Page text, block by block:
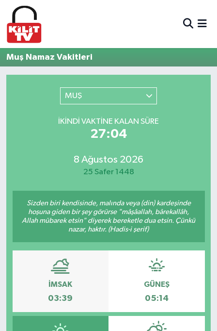
Muş Namaz Vakitleri
MUŞ
İKINDI VAKTINE KALAN SÜRE
27:04
8 Ağustos 2026
25 Safer 1448
Sizden biri kendisinde, malında veya (din) kardeşinde
hoşuna giden bir şey görürse "mâşâallah, bârekallâh,
Allah mübarek etsin" diyerek bereketle dua etsin. Çünkü
nazar, haktır. (Hadis-i şerif)
İMSAK
03:39
GÜNEŞ
05:14
Hava Durumu
Trafik Durumu
Süper Lig Puan Durumu ve Fikstür
Son Dakika Haberleri